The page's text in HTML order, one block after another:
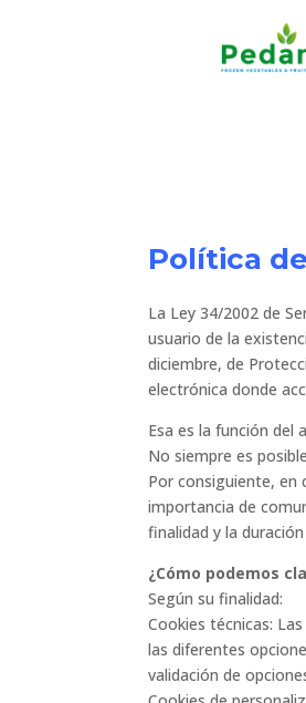
Política
La Ley 34/2002 de
usuario de la
diciembre, de
electrónica donde
Esa es la función del
No siempre es
Por consiguiente, en
importancia de
finalidad y la
¿Cómo podemos
Según su finalidad:
Cookies técnicas:
las diferentes
validación de